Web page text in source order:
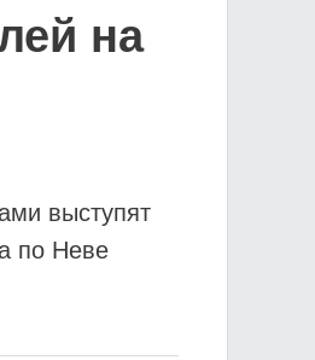
на
выступят
по Неве